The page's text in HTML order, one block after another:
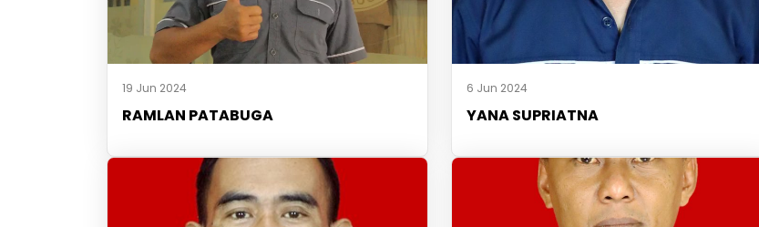
19 Jun 2024
RAMLAN PATABUGA
6 Jun 2024
YANA SUPRIATNA